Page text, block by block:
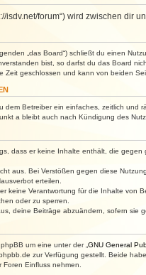
isdv.net/forum“) wird zwischen
„das Board“) schließt du einen
bist, so darfst du das Board
Zeit geschlossen und kann von beiden
dem Betreiber ein einfaches, zeitlich
a bleibt auch nach Kündigung des
dass er keine Inhalte enthält, die
aus. Bei Verstößen gegen diese
erteilen.
keine Verantwortung für die Inhalte von
oder zu sperren.
deine Beiträge abzuändern, sofern sie
um eine unter der „ GNU General
zur Verfügung gestellt. Beide
Einfluss nehmen.